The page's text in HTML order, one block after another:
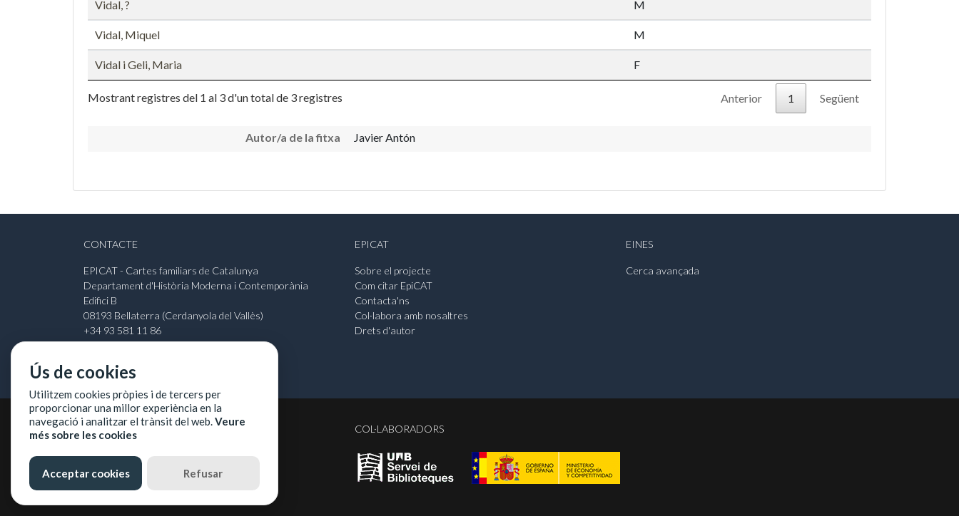
Vidal, ? M
Vidal, Miquel M
Vidal i Geli, Maria F
Mostrant registres del 1 al 3 d'un total de 3 registres Anterior 1 Següent
Autor/a de la fitxa Javier Antón
CONTACTE
EPICAT - Cartes familiars de Catalunya
Departament d'Història Moderna i Contemporània
Edifici B
08193 Bellaterra (Cerdanyola del Vallès)
+34 93 581 11 86
EPICAT
Sobre el projecte
Com citar EpiCAT
Contacta'ns
Col·labora amb nosaltres
Drets d'autor
EINES
Cerca avançada
©2026Universitat Autònoma de Barcelona COL·LABORADORS
Ús de cookies
Utilitzem cookies pròpies i de tercers per
proporcionar una millor experiència en la
navegació i analitzar el trànsit del web.Veure
més sobre les cookies
Acceptar cookies Refusar